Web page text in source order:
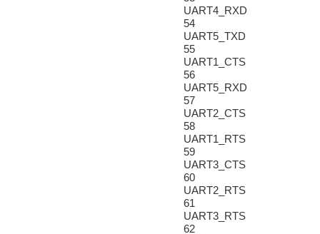
UART4_RXD
54
UART5_TXD
55
UART1_CTS
56
UART5_RXD
57
UART2_CTS
58
UART1_RTS
59
UART3_CTS
60
UART2_RTS
61
UART3_RTS
62